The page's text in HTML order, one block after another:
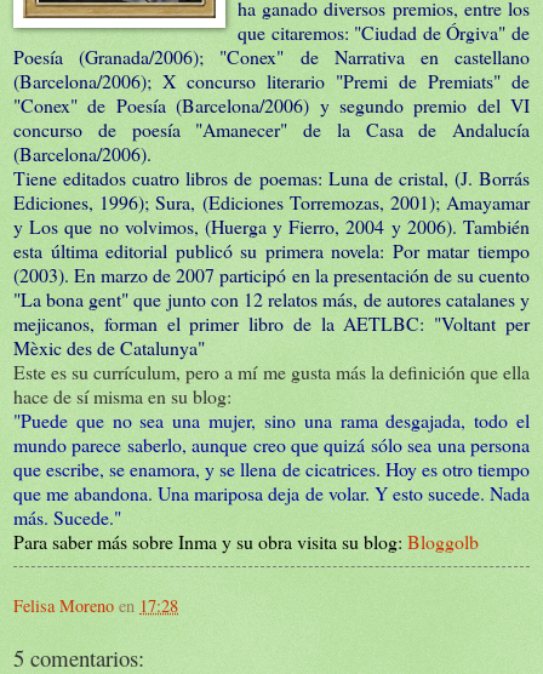
ha ganado diversos premios, entre los
que citaremos: "Ciudad de Órgiva" de
Poesía (Granada/2006); "Conex" de Narrativa en castellano
(Barcelona/2006); X concurso literario "Premi de Premiats" de
"Conex" de Poesía (Barcelona/2006) y segundo premio del VI
concurso de poesía "Amanecer" de la Casa de Andalucía
(Barcelona/2006).
Tiene editados cuatro libros de poemas: Luna de cristal, (J. Borrás
Ediciones, 1996); Sura, (Ediciones Torremozas, 2001); Amayamar
y Los que no volvimos, (Huerga y Fierro, 2004 y 2006). También
esta última editorial publicó su primera novela: Por matar tiempo
(2003). En marzo de 2007 participó en la presentación de su cuento
"La bona gent" que junto con 12 relatos más, de autores catalanes y
mejicanos, forman el primer libro de la AETLBC: "Voltant per
Mèxic des de Catalunya"
Este es su currículum, pero a mí me gusta más la definición que ella
hace de sí misma en su blog:
"Puede que no sea una mujer, sino una rama desgajada, todo el
mundo parece saberlo, aunque creo que quizá sólo sea una persona
que escribe, se enamora, y se llena de cicatrices. Hoy es otro tiempo
que me abandona. Una mariposa deja de volar. Y esto sucede. Nada
más. Sucede."
Para saber más sobre Inma y su obra visita su blog: Bloggolb
Felisa Moreno en 17:28
5 comentarios: